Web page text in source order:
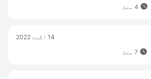


14 اگست 2022